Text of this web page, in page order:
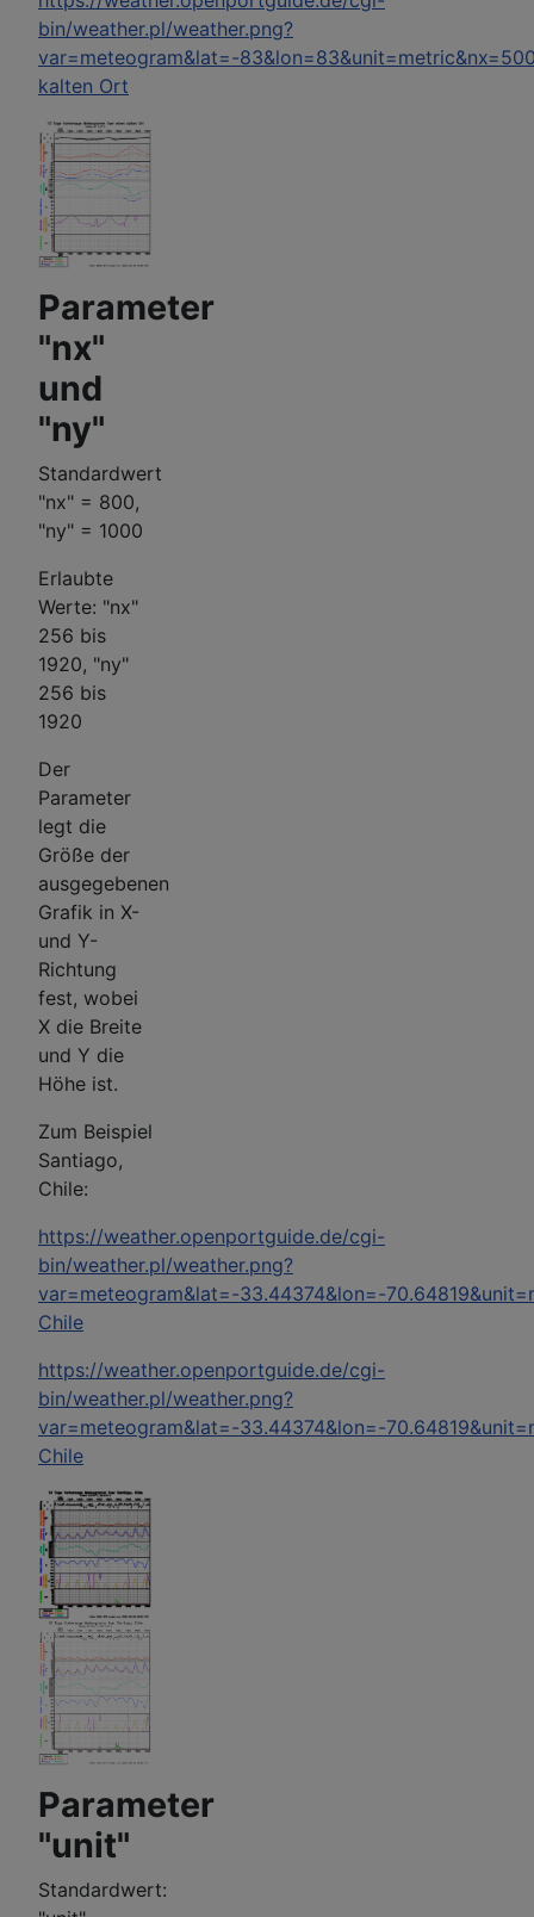
bin/weather.pl/weather.png?
var=meteogram&lat=-
kalten Ort
Parameter
"nx"
und
"ny"
Standardwert
"nx" = 800,
"ny" = 1000
Erlaubte
Werte: "nx"
256 bis
1920, "ny"
256 bis
1920
Der
Parameter
legt die
Größe der
ausgegebenen
Grafik in X-
und Y-
Richtung
fest, wobei
X die Breite
und Y die
Höhe ist.
Zum Beispiel
Santiago,
Chile:
https://weather.openportguide.de/cgi-
bin/weather.pl/weather.png?
var=meteogram&lat=-33.44374&lon=-
Chile
https://weather.openportguide.de/cgi-
bin/weather.pl/weather.png?
var=meteogram&lat=-33.44374&lon=-
Chile
Parameter
"unit"
Standardwert: